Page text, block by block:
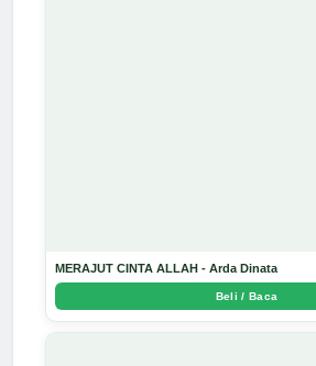
MERAJUT CINTA ALLAH - Arda Dinata
Beli / Baca